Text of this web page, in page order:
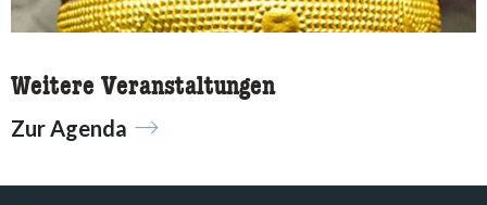
Weitere Veranstaltungen
Zur Agenda